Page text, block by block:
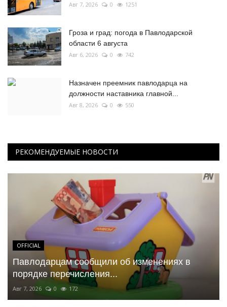
Авг 7, 2026 0 1251
Гроза и град: погода в Павлодарской
области 6 августа
Авг 6, 2026 0 742
Назначен преемник павлодарца на
должности наставника главной...
Авг 8, 2026 0 550
РЕКОМЕНДУЕМЫЕ НОВОСТИ
OFFICIAL
Павлодарцам сообщили об изменениях в
порядке перечисления...
Авг 7, 2026 0 172